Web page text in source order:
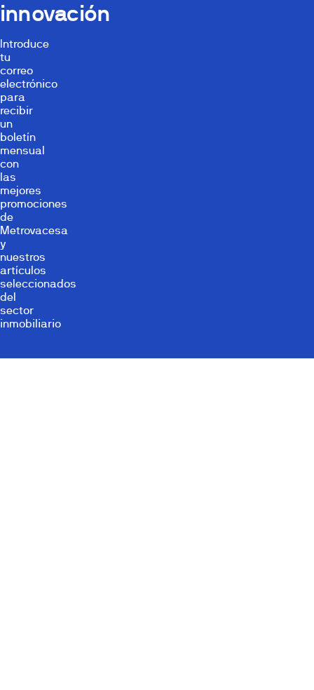
innovación
Introduce
tu
correo
electrónico
para
recibir
un
boletín
mensual
con
las
mejores
promociones
de
Metrovacesa
y
nuestros
artículos
seleccionados
del
sector
inmobiliario